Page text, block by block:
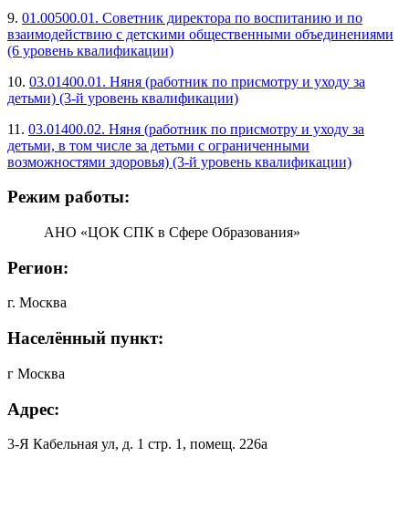
9. 01.00500.01. Советник директора по воспитанию и по
взаимодействию с детскими общественными объединениями
(6 уровень квалификации)
10. 03.01400.01. Няня (работник по присмотру и уходу за
детьми) (3-й уровень квалификации)
11. 03.01400.02. Няня (работник по присмотру и уходу за
детьми, в том числе за детьми с ограниченными
возможностями здоровья) (3-й уровень квалификации)
Режим работы:
АНО «ЦОК СПК в Сфере Образования»
Регион:
г. Москва
Населённый пункт:
г Москва
Адрес:
3-Я Кабельная ул, д. 1 стр. 1, помещ. 226а